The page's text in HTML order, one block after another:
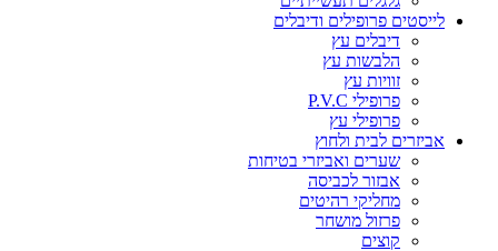
לייסטים פרופילים ודיבלים
דיבלים עץ
הלבשות עץ
זוויות עץ
פרופילי P.V.C
פרופילי עץ
אביזרים לבית ולחוץ
שערים ואביזרי בטיחות
אבזור לכביסה
מחליקי רהיטים
פרזול מושחר
קוצים